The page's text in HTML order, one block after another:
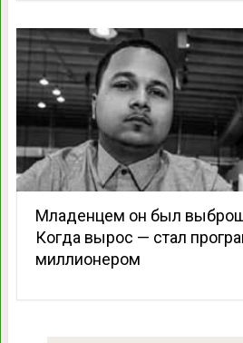
Младенцем он был
Когда вырос — стал
миллионером